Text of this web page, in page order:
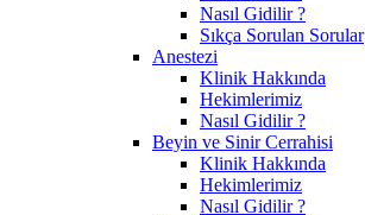
Nasıl Gidilir ?
Sıkça Sorulan Sorular
Anestezi
Klinik Hakkında
Hekimlerimiz
Nasıl Gidilir ?
Beyin ve Sinir Cerrahisi
Klinik Hakkında
Hekimlerimiz
Nasıl Gidilir ?